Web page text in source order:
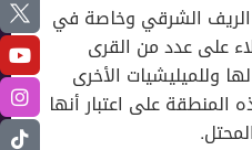
الشرقي وخاصة في
على عدد من القرى
وللميليشيات الأخرى
المنطقة على اعتبار أنها